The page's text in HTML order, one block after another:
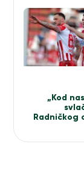
članka
„Kod
Radničkog